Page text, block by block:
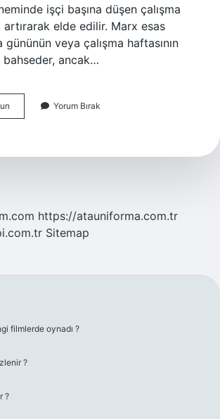
işçi başına düşen çalışma
artırarak elde edilir. Marx esas
gününün veya çalışma haftasının
bahseder, ancak…
Değer
Hesaplanır
Yorum Bırak
https://atauniforma.com.tr
Sitemap
filmlerde oynadı ?
?
?